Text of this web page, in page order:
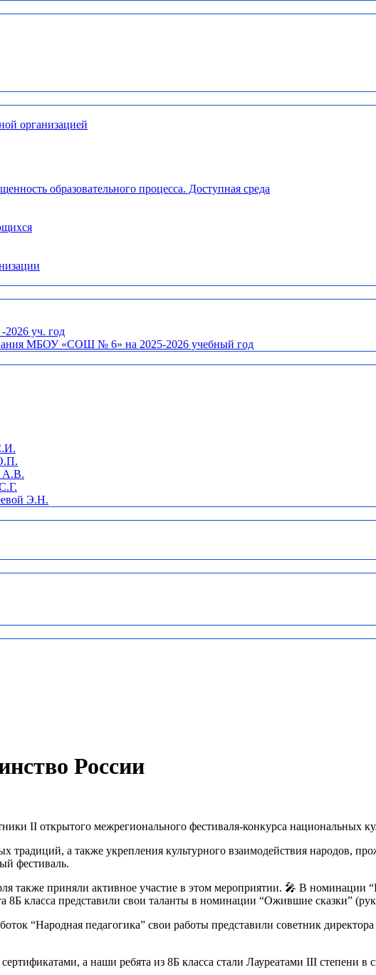
организацией
образовательного процесса. Доступная среда
2026 уч. год
МБОУ «СОШ № 6» на 2025-2026 учебный год
А.В.
Э.Н.
России
II открытого межрегионального фестиваля-конкурса национальных
традиций, а также укрепления культурного взаимодействия народов,
фестиваль.
приняли активное участие в этом мероприятии. 🎤 В номинации
8Б класса представили свои таланты в номинации “Ожившие сказки”
“Народная педагогика” свои работы представили советник
а наши ребята из 8Б класса стали Лауреатами III степени в